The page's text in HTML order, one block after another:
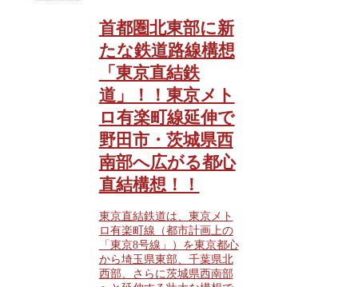
首都圏北東部に新
たな鉄道路線構想
「東京直結鉄
道」！！東京メト
ロ有楽町線延伸で
野田市・茨城県西
南部へ広がる都心
直結構想！！
東京直結鉄道は、東京メト
ロ有楽町線（都市計画上の
「東京8号線」）を東京都心
から埼玉県東部、千葉県北
西部、さらに茨城県西南部